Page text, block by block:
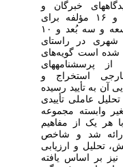
خبرگان و
نخبگان) امتیازدهی به چهار بُعد و ۱۶ مؤلفه برای
رقابت‌پذیری از منظر رشد و توسعه و سه بُعد و ۱۰
در راستای
شده است گویه‌های
پرسشنامه‏های
استخراج و
به تأیید رسیده
عاملی تأییدی
وابسته مجموعه
یک از مفاهیم
شد و شاخص
تحلیل و ارزیابی
بر اساس یافته